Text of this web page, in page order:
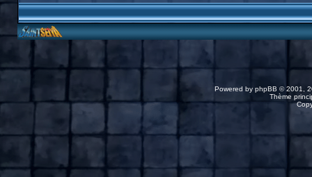
Powered by phpBB © 2001,
Thème